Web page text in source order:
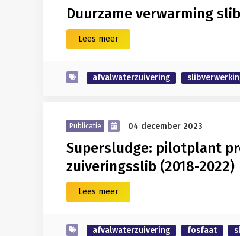
Duurzame verwarming
Lees meer
afvalwaterzuivering
Publicatie 04 december 2023
Supersludge: pilotplant
zuiveringsslib (2018-2022)
Lees meer
afvalwaterzuivering fosfaat